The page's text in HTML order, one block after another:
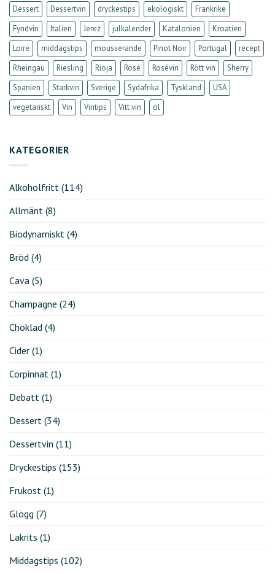
Dessert
Dessertvin dryckestips ekologiskt
Frankrike
Fyndvin
Italien Jerez julkalender Katalonien
Kroatien
Loire
middagstips mousserande Pinot Noir Portugal
recept
Rheingau
Riesling Rioja Rosé Rosévin Rött vin
Sherry
Spanien
Starkvin Sverige Sydafrika Tyskland
USA
vegetariskt
Vin Vintips Vitt vin öl
KATEGORIER
Alkoholfritt (114)
Allmänt (8)
Biodynamiskt (4)
Bröd (4)
Cava (5)
Champagne (24)
Choklad (4)
Cider (1)
Corpinnat (1)
Debatt (1)
Dessert (34)
Dessertvin (11)
Dryckestips (153)
Frukost (1)
Glögg (7)
Lakrits (1)
Middagstips (102)